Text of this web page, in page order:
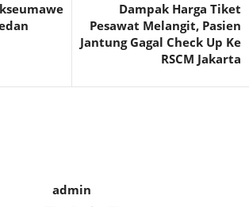
Dampak Harga Tiket
Pesawat Melangit, Pasien
Jantung Gagal Check Up Ke
RSCM Jakarta
admin